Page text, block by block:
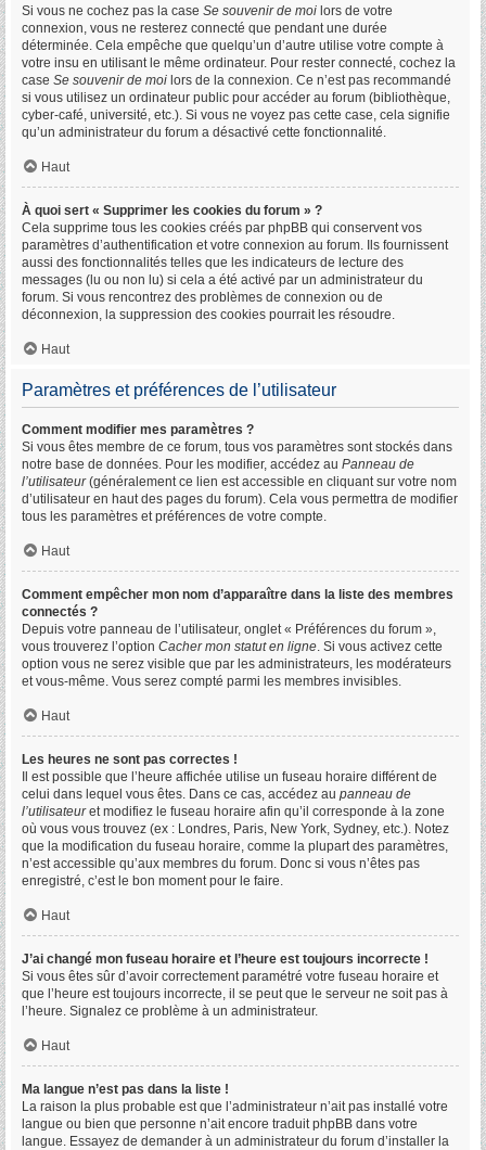
Si vous ne cochez pas la case Se souvenir de moi lors de votre
connexion, vous ne resterez connecté que pendant une durée
déterminée. Cela empêche que quelqu’un d’autre utilise votre compte à
votre insu en utilisant le même ordinateur. Pour rester connecté, cochez la
case Se souvenir de moi lors de la connexion. Ce n’est pas recommandé
si vous utilisez un ordinateur public pour accéder au forum (bibliothèque,
cyber-café, université, etc.). Si vous ne voyez pas cette case, cela signifie
qu’un administrateur du forum a désactivé cette fonctionnalité.
Haut
À quoi sert « Supprimer les cookies du forum » ?
Cela supprime tous les cookies créés par phpBB qui conservent vos
paramètres d’authentification et votre connexion au forum. Ils fournissent
aussi des fonctionnalités telles que les indicateurs de lecture des
messages (lu ou non lu) si cela a été activé par un administrateur du
forum. Si vous rencontrez des problèmes de connexion ou de
déconnexion, la suppression des cookies pourrait les résoudre.
Haut
Paramètres et préférences de l’utilisateur
Comment modifier mes paramètres ?
Si vous êtes membre de ce forum, tous vos paramètres sont stockés dans
notre base de données. Pour les modifier, accédez au Panneau de
l’utilisateur(généralement ce lien est accessible en cliquant sur votre nom
d’utilisateur en haut des pages du forum). Cela vous permettra de modifier
tous les paramètres et préférences de votre compte.
Haut
Comment empêcher mon nom d’apparaître dans la liste des membres
connectés ?
Depuis votre panneau de l’utilisateur, onglet « Préférences du forum »,
vous trouverez l’option Cacher mon statut en ligne. Si vous activez cette
option vous ne serez visible que par les administrateurs, les modérateurs
et vous-même. Vous serez compté parmi les membres invisibles.
Haut
Les heures ne sont pas correctes !
Il est possible que l’heure affichée utilise un fuseau horaire différent de
celui dans lequel vous êtes. Dans ce cas, accédez au panneau de
l’utilisateuret modifiez le fuseau horaire afin qu’il corresponde à la zone
où vous vous trouvez (ex : Londres, Paris, New York, Sydney, etc.). Notez
que la modification du fuseau horaire, comme la plupart des paramètres,
n’est accessible qu’aux membres du forum. Donc si vous n’êtes pas
enregistré, c’est le bon moment pour le faire.
Haut
J’ai changé mon fuseau horaire et l’heure est toujours incorrecte !
Si vous êtes sûr d’avoir correctement paramétré votre fuseau horaire et
que l’heure est toujours incorrecte, il se peut que le serveur ne soit pas à
l’heure. Signalez ce problème à un administrateur.
Haut
Ma langue n’est pas dans la liste !
La raison la plus probable est que l’administrateur n’ait pas installé votre
langue ou bien que personne n’ait encore traduit phpBB dans votre
langue. Essayez de demander à un administrateur du forum d’installer la